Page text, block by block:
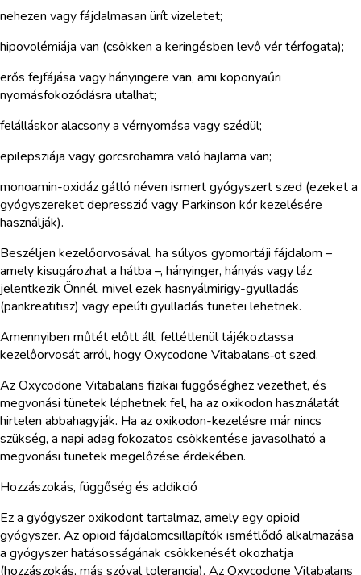
nehezen vagy fájdalmasan ürít vizeletet;
hipovolémiája van (csökken a keringésben levő vér térfogata);
erős fejfájása vagy hányingere van, ami koponyaűri
nyomásfokozódásra utalhat;
felálláskor alacsony a vérnyomása vagy szédül;
epilepsziája vagy görcsrohamra való hajlama van;
monoamin-oxidáz gátló néven ismert gyógyszert szed (ezeket a
gyógyszereket depresszió vagy Parkinson kór kezelésére
használják).
Beszéljen kezelőorvosával, ha súlyos gyomortáji fájdalom –
amely kisugározhat a hátba –, hányinger, hányás vagy láz
jelentkezik Önnél, mivel ezek hasnyálmirigy-gyulladás
(pankreatitisz) vagy epeúti gyulladás tünetei lehetnek.
Amennyiben műtét előtt áll, feltétlenül tájékoztassa
kezelőorvosát arról, hogy Oxycodone Vitabalans‑ot szed.
Az Oxycodone Vitabalans fizikai függőséghez vezethet, és
megvonási tünetek léphetnek fel, ha az oxikodon használatát
hirtelen abbahagyják. Ha az oxikodon-kezelésre már nincs
szükség, a napi adag fokozatos csökkentése javasolható a
megvonási tünetek megelőzése érdekében.
Hozzászokás, függőség és addikció
Ez a gyógyszer oxikodont tartalmaz, amely egy opioid
gyógyszer. Az opioid fájdalomcsillapítók ismétlődő alkalmazása
a gyógyszer hatásosságának csökkenését okozhatja
(hozzászokás, más szóval tolerancia). Az Oxycodone Vitabalans